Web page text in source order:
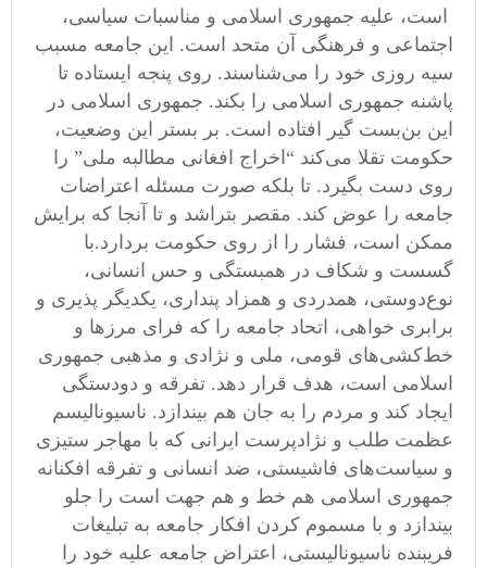
است، علیه جمهوری اسلامی و مناسبات سیاسی،
اجتماعی و فرهنگی آن متحد است. این جامعه مسبب
سیه روزی خود را می‌شناسند. روی پنجه ایستاده تا
پاشنه جمهوری اسلامی را بکند. جمهوری اسلامی در
این بن‌بست گیر افتاده است. بر بستر این وضعیت،
حکومت تقلا می‌‌کند “اخراج افغانی مطالبه ملی” را
روی دست بگیرد. تا بلکه صورت مسئله اعتراضات
جامعه را عوض کند. مقصر بتراشد و تا آنجا که برایش
ممکن است، فشار را از روی حکومت بردارد.با
گسست و شکاف در همبستگی و حس انسانی،
نوع‌دوستی، همدردی و همزاد پنداری، یکدیگر پذیری و
برابری خواهی، اتحاد جامعه را که فرای مرزها و
خط‌کشی‌های قومی، ملی و نژادی و مذهبی جمهوری
اسلامی است، هدف قرار دهد. تفرقه و دودستگی
ایجاد کند و مردم را به جان هم بیندازد. ناسیونالیسم
عظمت طلب و نژادپرست ایرانی که با مهاجر ستیزی
و سیاست‌های فاشیستی، ضد انسانی و تفرقه افکنانه
جمهوری اسلامی هم خط و هم جهت است را جلو
بیندازد و با مسموم کردن افکار جامعه به تبلیغات
فریبنده ناسیونالیستی، اعتراض جامعه علیه خود را